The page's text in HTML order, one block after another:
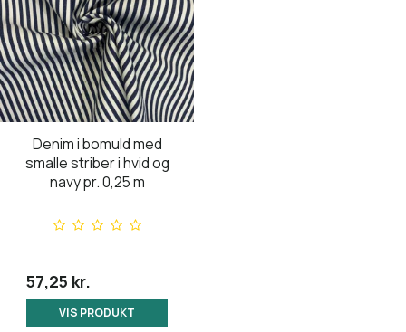
Denim i bomuld med
smalle striber i hvid og
navy pr. 0,25 m
57,25 kr.
VIS PRODUKT